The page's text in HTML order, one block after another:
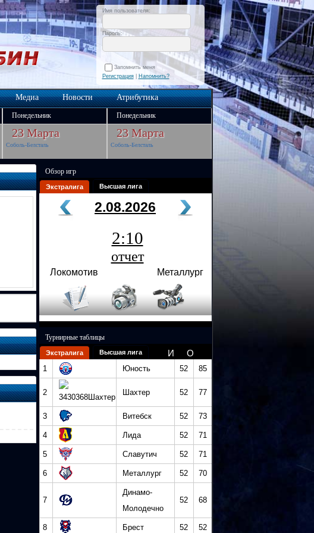
Имя пользователя:
Пароль:
Запомнить меня
Регистрация| Напомнить?
Медиа Новости Атрибутика
Понедельник Понедельник
23 Марта 23 Марта
Соболь-Белсталь Соболь-Белсталь
Обзор игр
Экстралига Высшая лига
2.08.2026
2:10
отчет
Локомотив Металлург
Турнирные таблицы
Экстралига Высшая лига И О
1 Юность 52 85
2 Шахтер 52 77
3 Витебск 52 73
4 Лида 52 71
5 Славутич 52 71
6 Металлург 52 70
7
Динамо-
Молодечно
52 68
8 Брест 52 52